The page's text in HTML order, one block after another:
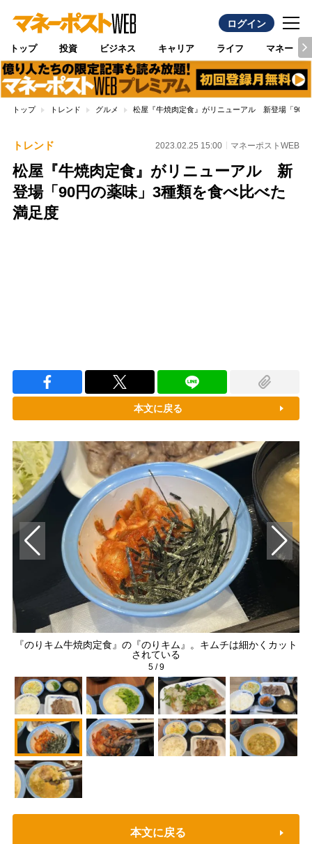
ログイン
トップ 投資 ビジネス キャリア ライフ マネー
トップ トレンド グルメ 松屋『牛焼肉定食』がリニューアル 新登場「90円
トレンド 2023.02.25 15:00 マネーポストWEB
松屋『牛焼肉定食』がリニューアル 新
登場「90円の薬味」3種類を食べ比べた
満足度
本文に戻る
『のりキム牛焼肉定食』の『のりキム』。キムチは細かくカット
されている
5/9
本文に戻る